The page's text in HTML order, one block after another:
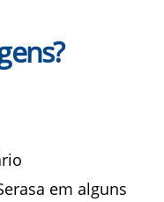
em alguns